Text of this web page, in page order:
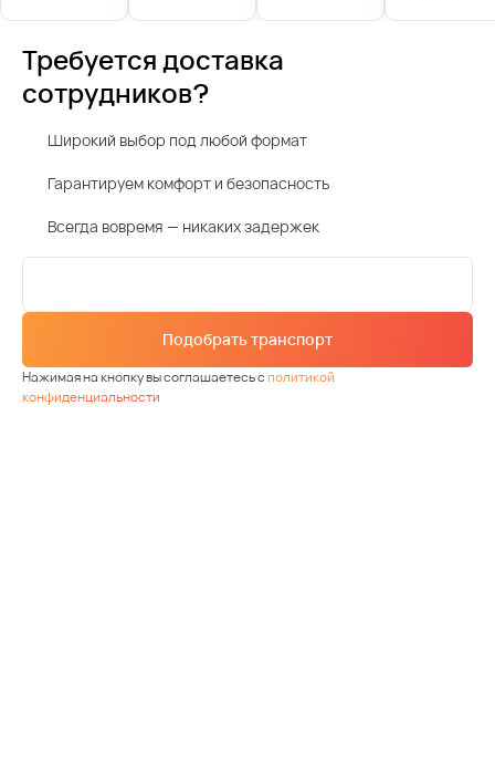
Требуется доставка
сотрудников?
Широкий выбор под любой формат
Гарантируем комфорт и безопасность
Всегда вовремя — никаких задержек
Подобрать транспорт
Нажимая на кнопку вы соглашаетесь сполитикой
конфиденциальности